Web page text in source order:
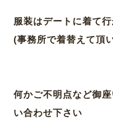
服装はデートに着て
(事務所で着替えて頂
何かご不明点など御
い合わせ下さい